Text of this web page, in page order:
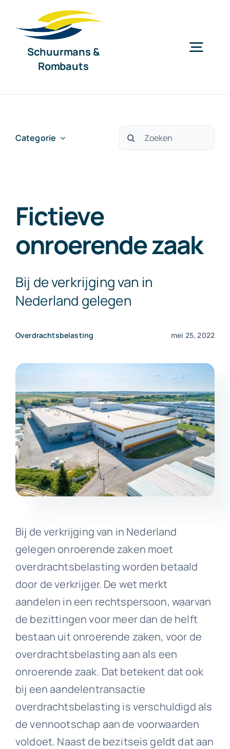
naar
Schuurmans &
Rombauts
Exact Online
Neem contact op!
Categorie
Zoeken
Fictieve
onroerende zaak
Bij de verkrijging van in
Nederland gelegen
Overdrachtsbelasting mei 25, 2022
Bij de verkrijging van in Nederland
gelegen onroerende zaken moet
overdrachtsbelasting worden betaald
door de verkrijger. De wet merkt
aandelen in een rechtspersoon, waarvan
de bezittingen voor meer dan de helft
bestaan uit onroerende zaken, voor de
overdrachtsbelasting aan als een
onroerende zaak. Dat betekent dat ook
bij een aandelentransactie
overdrachtsbelasting is verschuldigd als
de vennootschap aan de voorwaarden
voldoet. Naast de bezitseis geldt dat aan